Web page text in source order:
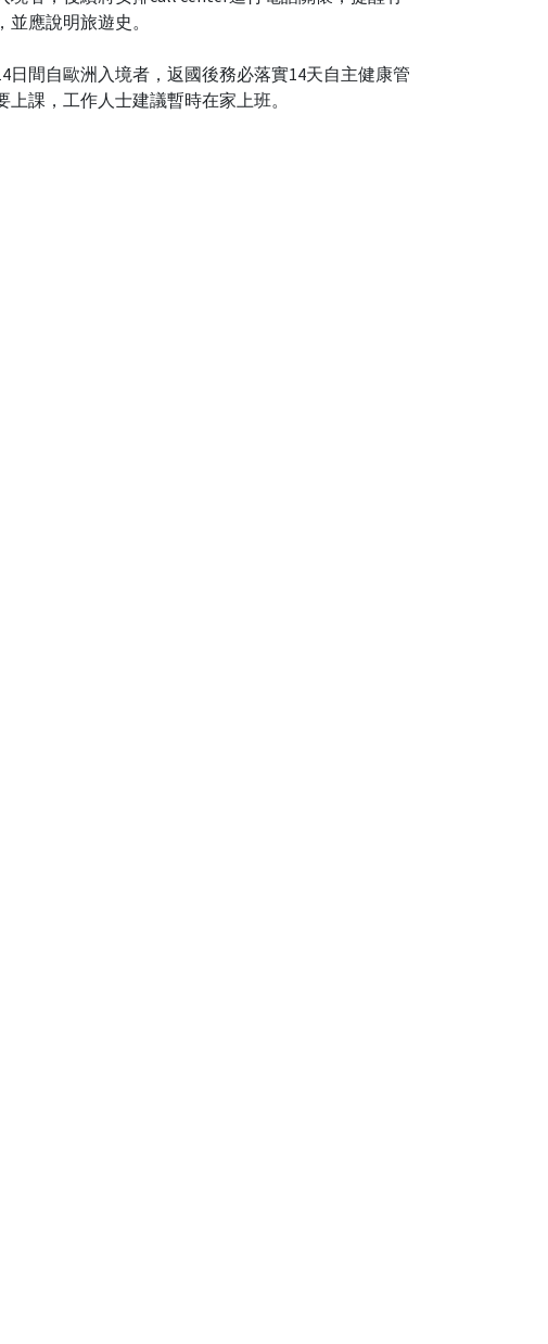
應說明旅遊史。
日間自歐洲入境者，返國後務必落實14天自主健康管
課，工作人士建議暫時在家上班。